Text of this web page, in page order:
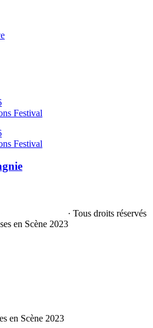
Festival
Festival
· Tous droits réservés
en Scène 2023
en Scène 2023